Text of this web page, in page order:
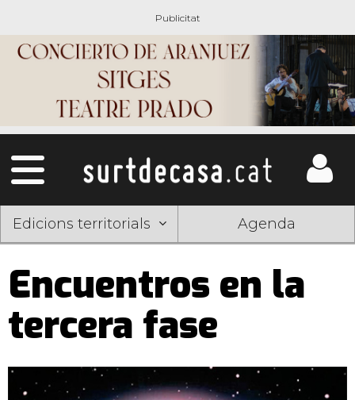
Edicions territorials Agenda
Encuentros en la
tercera fase